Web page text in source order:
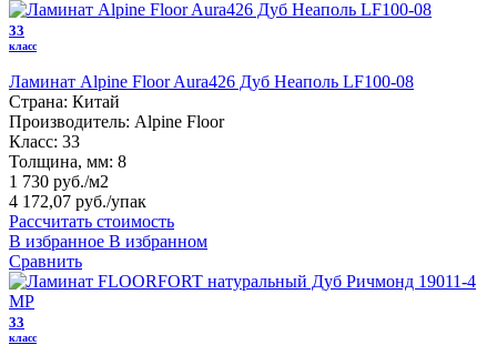
33
класс
Ламинат Alpine Floor Aura426 Дуб Неаполь LF100-08
Страна: Китай
Производитель: Alpine Floor
Класс: 33
Толщина, мм: 8
1 730 руб./м2
4 172,07 руб./упак
Рассчитать стоимость
В избранное В избранном
Сравнить
33
класс